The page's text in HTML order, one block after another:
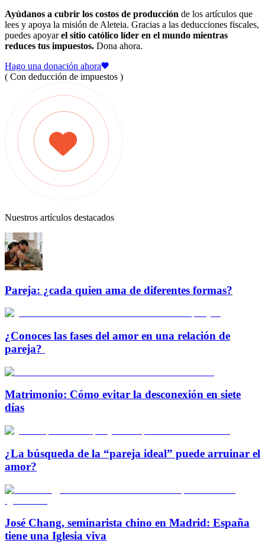
Ayúdanos a cubrir los costos de producción de los artículos que
lees y apoya la misión de Aleteia. Gracias a las deducciones fiscales,
puedes apoyarel sitio católico líder en el mundo mientras
reduces tus impuestos. Dona ahora.
Hago una donación ahora
( Con deducción de impuestos )
Nuestros artículos destacados
Pareja: ¿cada quien ama de diferentes formas?
¿Conoces las fases del amor en una relación de
pareja?
Matrimonio: Cómo evitar la desconexión en siete
días
¿La búsqueda de la “pareja ideal” puede arruinar el
amor?
José Chang, seminarista chino en Madrid: España
tiene una Iglesia viva